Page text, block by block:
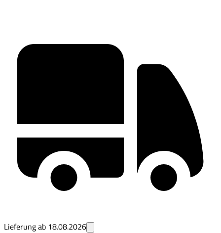
Lieferung ab 18.08.2026